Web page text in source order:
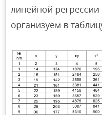
линейной регрессии
организуем в